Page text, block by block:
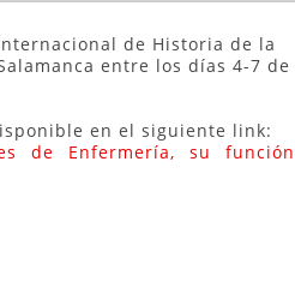
de Historia de la
entre los días 4-7 de
en el siguiente link:
de Enfermería, su función